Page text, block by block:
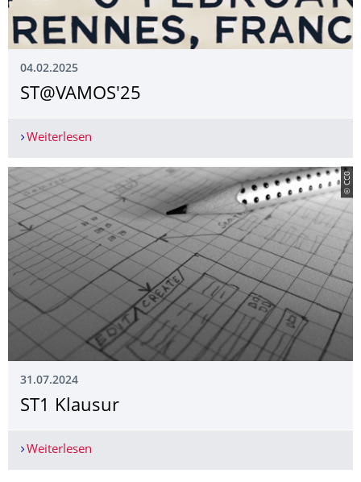
04.02.2025
ST@VAMOS'25
Weiterlesen
© CC0
31.07.2024
ST1 Klausur
Weiterlesen